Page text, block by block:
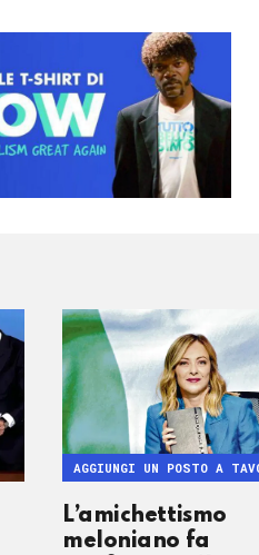
L’amichettismo
meloniano fa
AGGIUNGI UN POSTO A